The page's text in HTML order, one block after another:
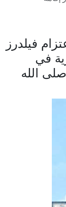
فيلدرز
في
الله